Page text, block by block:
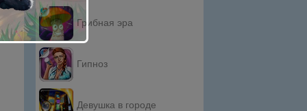
Грибная эра
Гипноз
Девушка в городе